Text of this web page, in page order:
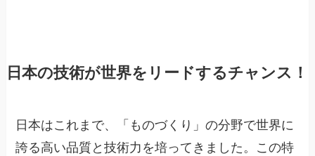
日本の技術が世界をリードするチャンス！
日本はこれまで、「ものづくり」の分野で世界に
誇る高い品質と技術力を培ってきました。この特